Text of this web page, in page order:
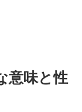
意味と性